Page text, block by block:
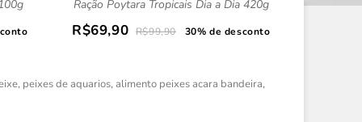
Ração Poytara Tropicais Dia a Dia 420g
R$69,90 R$99,90 30% de desconto
Ração
, peixes de aquarios, alimento peixes acara bandeira,